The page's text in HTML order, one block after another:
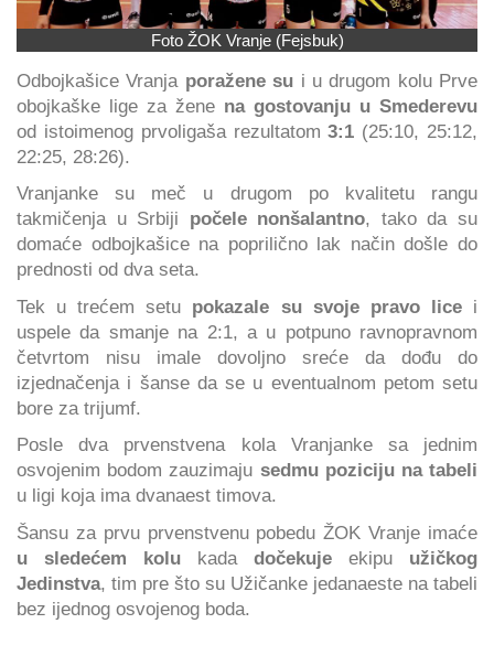
Foto ŽOK Vranje (Fejsbuk)
Odbojkašice Vranja poražene su i u drugom kolu Prve
obojkaške lige za žene na gostovanju u Smederevu
od istoimenog prvoligaša rezultatom3:1 (25:10, 25:12,
22:25, 28:26).
Vranjanke su meč u drugom po kvalitetu rangu
takmičenja u Srbiji počele nonšalantno, tako da su
domaće odbojkašice na poprilično lak način došle do
prednosti od dva seta.
Tek u trećem setu pokazale su svoje pravo licei
uspele da smanje na 2:1, a u potpuno ravnopravnom
četvrtom nisu imale dovoljno sreće da dođu do
izjednačenja i šanse da se u eventualnom petom setu
bore za trijumf.
Posle dva prvenstvena kola Vranjanke sa jednim
osvojenim bodom zauzimaju sedmu poziciju na tabeli
u ligi koja ima dvanaest timova.
Šansu za prvu prvenstvenu pobedu ŽOK Vranje imaće
u sledećem kolu kada dočekuje ekipu užičkog
Jedinstva, tim pre što su Užičanke jedanaeste na tabeli
bez ijednog osvojenog boda.